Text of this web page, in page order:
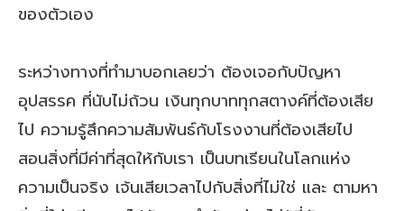
ของตัวเอง
ระหว่างทางที่ทำมาบอกเลยว่า ต้องเจอกับปัญหา
อุปสรรค ที่นับไม่ถ้วน เงินทุกบาททุกสตางค์ที่ต้องเสีย
ไป ความรู้สึกความสัมพันธ์กับโรงงานที่ต้องเสียไป
สอนสิ่งที่มีค่าที่สุดให้กับเรา เป็นบทเรียนในโลกแห่ง
ความเป็นจริง เจ้นเสียเวลาไปกับสิ่งที่ไม่ใช่ และ ตามหา